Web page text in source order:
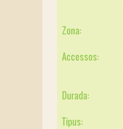
Zona:
Accessos:
Durada:
Tipus: